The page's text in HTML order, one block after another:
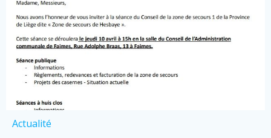
Actualité